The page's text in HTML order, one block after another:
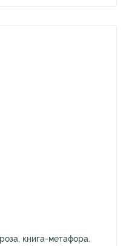
книга-метафора.